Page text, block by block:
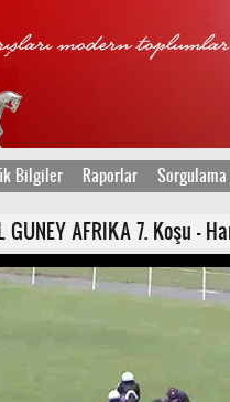
Bilgiler Raporlar Sorgulama
AFRIKA 7. Koşu -